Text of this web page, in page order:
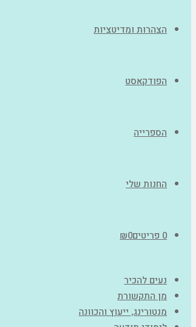
הצהרות ומדיטציות
הפודקאסט
הספרייה
החנות שלי
0 פריטים ₪0
נעים להכיר
מן התקשורת
מנטורינג, ייעוץ והכוונה